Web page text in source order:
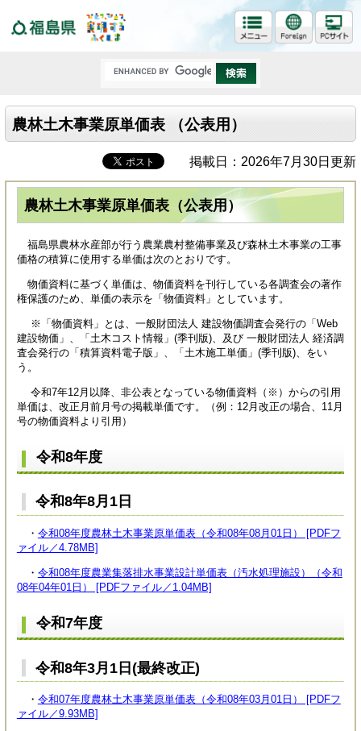
農林土木事業原単価表 （公表用）
掲載日：2026年7月30日更新
農林土木事業原単価表（公表用）
福島県農林水産部が行う農業農村整備事業及び森林土木事業の工事
価格の積算に使用する単価は次のとおりです。
物価資料に基づく単価は、物価資料を刊行している各調査会の著作
権保護のため、単価の表示を「物価資料」としています。
※「物価資料」とは、一般財団法人 建設物価調査会発行の「Web
建設物価」、「土木コスト情報」(季刊版)、及び 一般財団法人 経済調
査会発行の「積算資料電子版」、「土木施工単価」(季刊版)、をい
う。
令和7年12月以降、非公表となっている物価資料（※）からの引用
単価は、改正月前月号の掲載単価です。（例：12月改正の場合、11月
号の物価資料より引用）
令和8年度
令和8年8月1日
・ 令和08年度農林土木事業原単価表（令和08年08月01日） [PDFフ
ァイル／4.78MB]
・ 令和08年度農業集落排水事業設計単価表（汚水処理施設）（令和
08年04年01日） [PDFファイル／1.04MB]
令和7年度
令和8年3月1日(最終改正)
・ 令和07年度農林土木事業原単価表（令和08年03月01日） [PDFフ
ァイル／9.93MB]